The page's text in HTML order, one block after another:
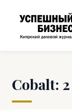
Cobalt: